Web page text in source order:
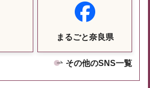
まるごと奈良県
その他のSNS一覧